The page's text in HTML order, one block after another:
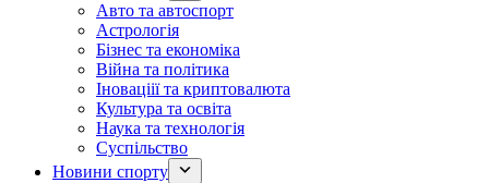
Авто та автоспорт
Астрологія
Бізнес та економіка
Війна та політика
Іноваціії та криптовалюта
Культура та освіта
Наука та технологія
Суспільство
Новини спорту